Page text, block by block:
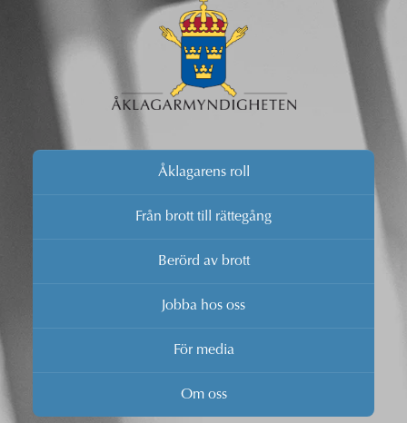
Åklagarens roll
Från brott till rättegång
Berörd av brott
Jobba hos oss
För media
Om oss